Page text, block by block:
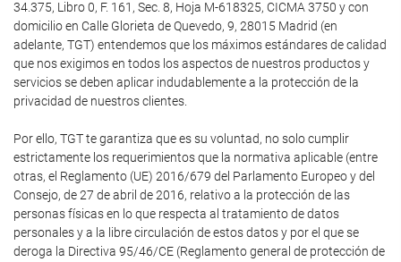
34.375, Libro 0, F. 161, Sec. 8, Hoja M-618325, CICMA 3750 y con
domicilio en Calle Glorieta de Quevedo, 9, 28015 Madrid (en
adelante, TGT) entendemos que los máximos estándares de calidad
que nos exigimos en todos los aspectos de nuestros productos y
servicios se deben aplicar indudablemente a la protección de la
privacidad de nuestros clientes.
Por ello, TGT te garantiza que es su voluntad, no solo cumplir
estrictamente los requerimientos que la normativa aplicable (entre
otras, el Reglamento (UE) 2016/679 del Parlamento Europeo y del
Consejo, de 27 de abril de 2016, relativo a la protección de las
personas físicas en lo que respecta al tratamiento de datos
personales y a la libre circulación de estos datos y por el que se
deroga la Directiva 95/46/CE (Reglamento general de protección de